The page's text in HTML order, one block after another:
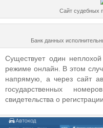
Сайт судебных
Банк данных
Существует один
режиме онлайн. В этом
напрямую, а через сайт
государственных
свидетельства о регистрации.